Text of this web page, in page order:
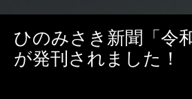
ひのみさき新聞「令
が発刊されました！